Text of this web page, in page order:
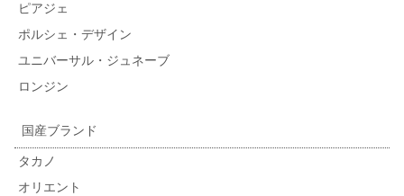
ピアジェ
ポルシェ・デザイン
ユニバーサル・ジュネーブ
ロンジン
国産ブランド
タカノ
オリエント